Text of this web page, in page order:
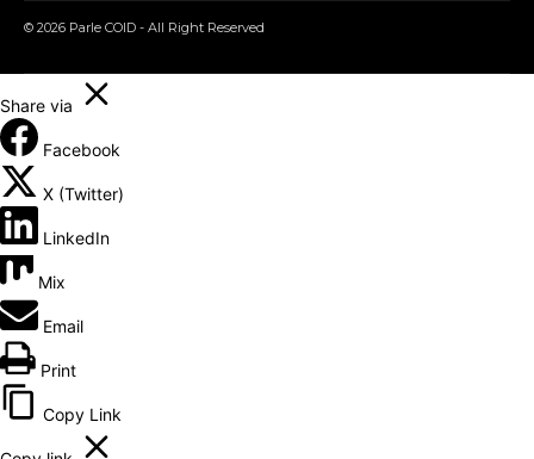
© 2026 Parle COID - All Right Reserved
Share via
Facebook
X (Twitter)
LinkedIn
Mix
Email
Print
Copy Link